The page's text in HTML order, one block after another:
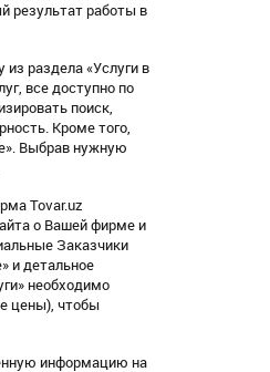
результат работы в
раздела «Услуги в
все доступно по
поиск,
Кроме того,
Выбрав нужную
Tovar.uz
о Вашей фирме и
Заказчики
и детальное
необходимо
цены), чтобы
информацию на